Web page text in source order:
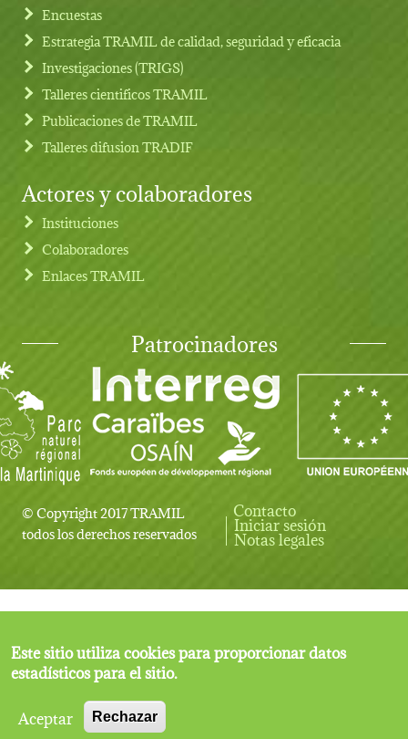
Footer menu
Encuestas
Estrategia TRAMIL de calidad, seguridad y eficacia
Investigaciones (TRIGS)
Talleres cientificos TRAMIL
Publicaciones de TRAMIL
Talleres difusion TRADIF
Actores y colaboradores
Instituciones
Colaboradores
Enlaces TRAMIL
Patrocinadores
© Copyright 2017 TRAMIL
todos los derechos reservados
User account menu
Contacto
Iniciar sesión
Notas legales
Este sitio utiliza cookies para proporcionar datos
estadísticos para el sitio.
Aceptar
Rechazar